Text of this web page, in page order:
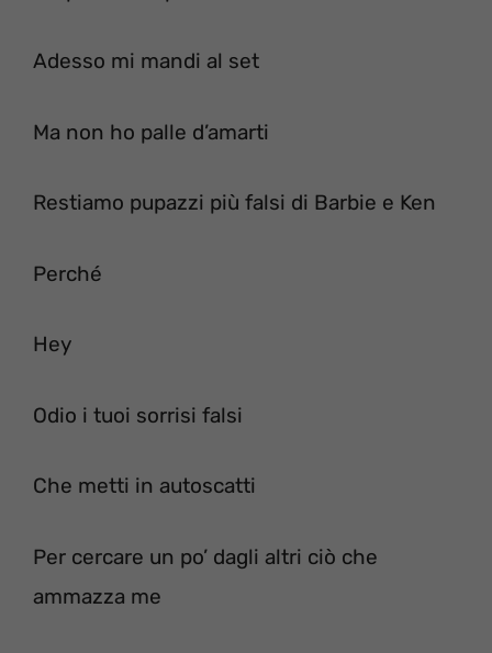
Adesso mi mandi al set
Ma non ho palle d’amarti
Restiamo pupazzi più falsi di Barbie e Ken
Perché
Hey
Odio i tuoi sorrisi falsi
Che metti in autoscatti
Per cercare un po’ dagli altri ciò che
ammazza me